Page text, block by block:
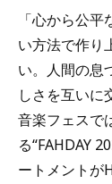
「心から公
い方法で作り
い。人間の息
しさを互いに
音楽フェスで
る“FAHDAY
ートメントが